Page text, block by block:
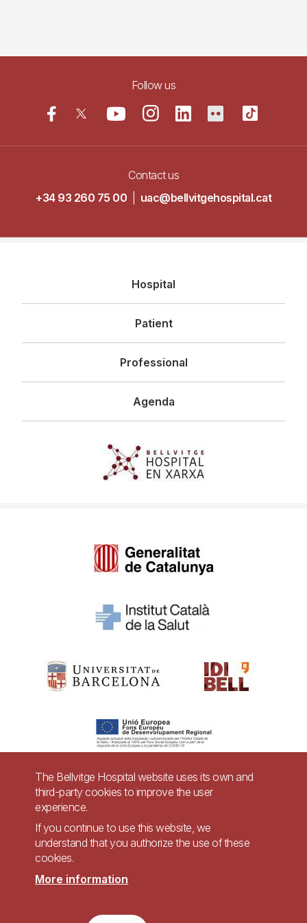
Follow us
Contact us
+34 93 260 75 00
uac@bellvitgehospital.cat
principal
Hospital
Patient
Professional
Agenda
Pie
página
Accessibility Legal warning
Accessible website in accordance with Royal Decree 1112/2018, of September
The Bellvitge Hospital website uses its own and
third-party cookies to improve the user
experience.
If you continue to use this website, we
understand that you authorize the use of these
cookies.
More information